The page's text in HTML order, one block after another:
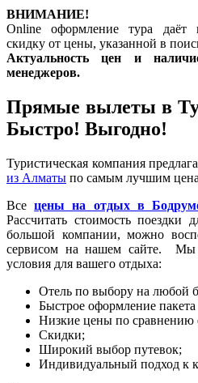
ВНИМАНИЕ!
Online оформление тура даёт
скидку от цены, указанной в
Актуальность цен и
менеджеров.
Прямые вылеты в
Быстро! Выгодно!
Туристическая компания
из Алматы по самым лучшим
Всецены на отдых в
Рассчитать стоимость поездки
большой компании, можно
сервисом на нашем сайте. Мы
условия для вашего отдыха:
Отель по выбору на любой
Быстрое оформление
Низкие цены по сравнению
Скидки;
Широкий выбор путевок;
Индивидуальный подход к